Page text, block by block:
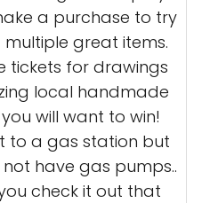
a purchase to try
multiple great items.
tickets for drawings
local handmade
will want to win!
to a gas station but
not have gas pumps..
check it out that